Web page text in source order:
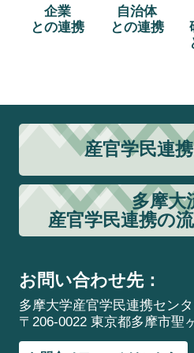
企業
との連携
自治体
との連携
産官学民連
多摩大
産官学民連携の
お問い合わせ先：
多摩大学産官学民連携セン
〒206-0022 東京都多摩市聖